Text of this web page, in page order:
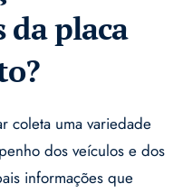
da placa
coleta uma variedade
dos veículos e dos
informações que